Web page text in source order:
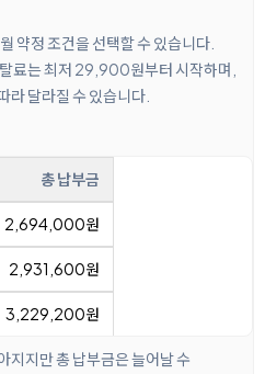
약정 조건을 선택할 수 있습니다.
료는 최저 29,900원부터 시작하며,
라 달라질 수 있습니다.
총 납부금
2,694,000원
2,931,600원
3,229,200원
지지만 총 납부금은 늘어날 수